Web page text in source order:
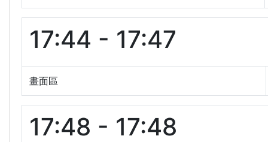
17:44 - 17:47
畫面區
17:48 - 17:48